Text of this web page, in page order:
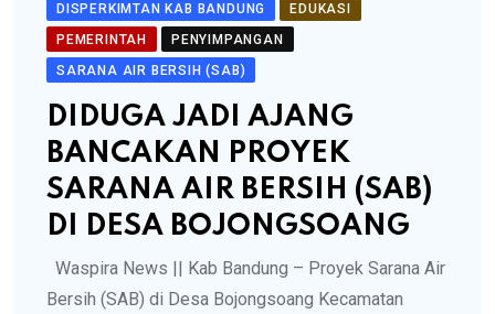
DISPERKIMTAN KAB BANDUNG
EDUKASI
PEMERINTAH
PENYIMPANGAN
SARANA AIR BERSIH (SAB)
DIDUGA JADI AJANG
BANCAKAN PROYEK
SARANA AIR BERSIH (SAB)
DI DESA BOJONGSOANG
Waspira News || Kab Bandung – Proyek Sarana Air
Bersih (SAB) di Desa Bojongsoang Kecamatan